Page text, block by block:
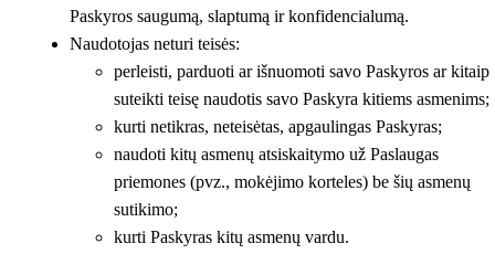
Paskyros saugumą, slaptumą ir konfidencialumą.
Naudotojas neturi teisės:
perleisti, parduoti ar išnuomoti savo Paskyros ar kitaip
suteikti teisę naudotis savo Paskyra kitiems asmenims;
kurti netikras, neteisėtas, apgaulingas Paskyras;
naudoti kitų asmenų atsiskaitymo už Paslaugas
priemones (pvz., mokėjimo korteles) be šių asmenų
sutikimo;
kurti Paskyras kitų asmenų vardu.